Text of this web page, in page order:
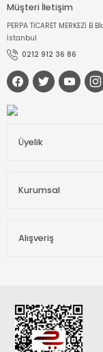
Müşteri İletişim
PERPA TİCARET MERKEZİ
İstanbul
0212 912 36 86
Üyelik
Kurumsal
Alışveriş